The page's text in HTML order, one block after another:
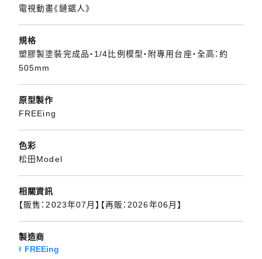
電視動畫《鏈鋸人》
規格
塑膠製塗裝完成品・1/4比例模型・附專用台座・全高：約
505mm
原型製作
FREEing
色彩
松田Model
相關資訊
【販售：2023年07月】【再販：2026年06月】
製造商
FREEing